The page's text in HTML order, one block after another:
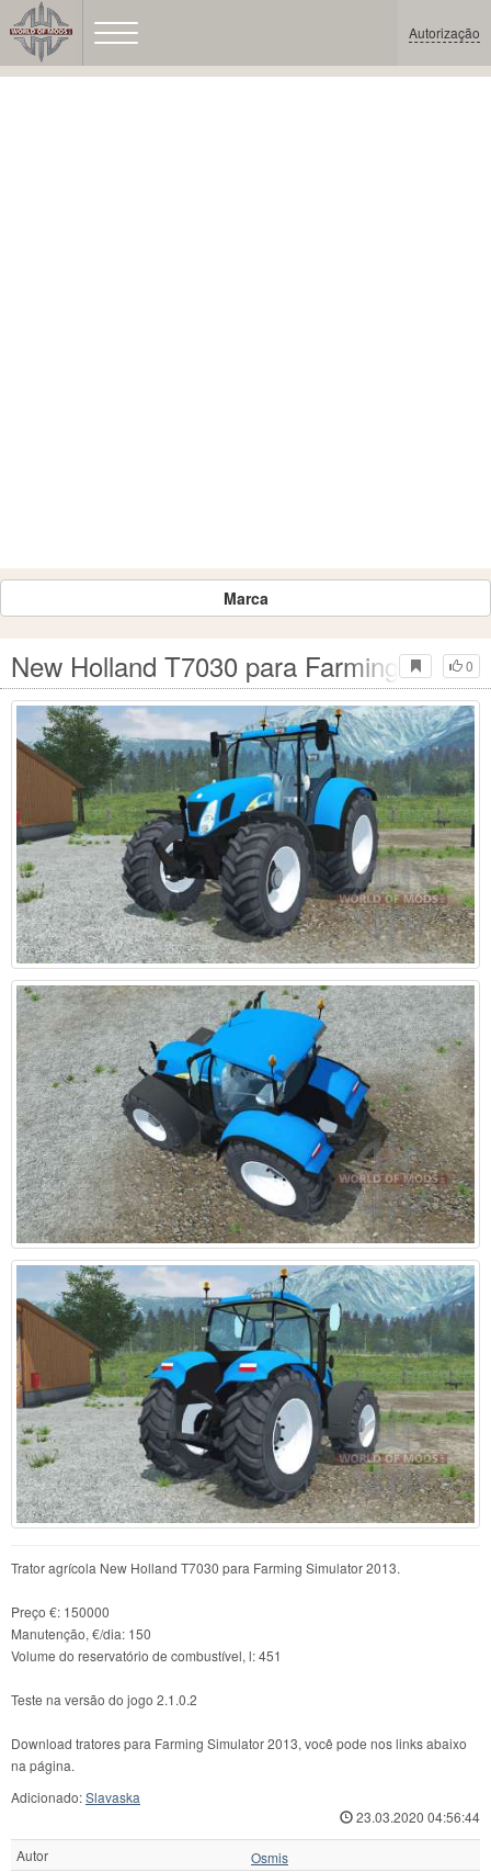
Autorização
Marca
0
New Holland T7030 para Farming
Trator agrícola New Holland T7030 para Farming Simulator 2013.
Preço €: 150000
Manutenção, €/dia: 150
Volume do reservatório de combustível, l: 451
Teste na versão do jogo 2.1.0.2
Download tratores para Farming Simulator 2013, você pode nos links abaixo
na página.
Adicionado:Slavaska
23.03.2020 04:56:44
Autor
Osmis